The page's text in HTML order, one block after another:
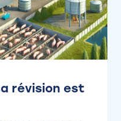
révision est